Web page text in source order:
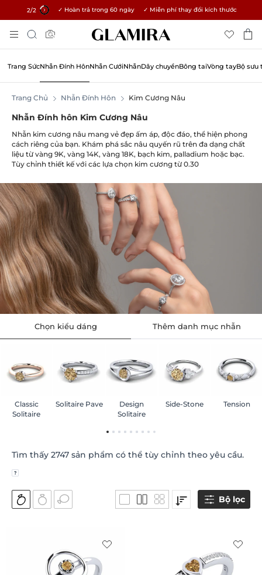
1/2 15% cho tất cả đơn hàng →
✓ Hoàn trả trong 60 ngày ✓ Miễn phí thay đổi kích thước
Đến
Nội
Tìm
Trang SứcNhẫn Đính HônNhẫn CướiNhẫnDây chuyềnBông taiVòng tayBộ sưu
Trang Chủ Nhẫn Đính Hôn Kim Cương Nâu
Nhẫn Đính hôn Kim Cương Nâu
Nhẫn kim cương nâu mang vẻ đẹp ấm áp, độc đáo, thể hiện phong
cách riêng của bạn. Khám phá sắc nâu quyến rũ trên đa dạng chất
liệu từ vàng 9K, vàng 14K, vàng 18K, bạch kim, palladium hoặc bạc.
Tùy chỉnh thiết kế với các lựa chọn kim cương từ 0.30
Chọn kiểu dáng
Classic
Solitaire
Solitaire Pave
Design
Solitaire
Side-Stone Tension
Thêm danh mục nhẫn
Tìm thấy 2747 sản phẩm có thể tùy chỉnh theo yêu cầu.
Bộ lọc